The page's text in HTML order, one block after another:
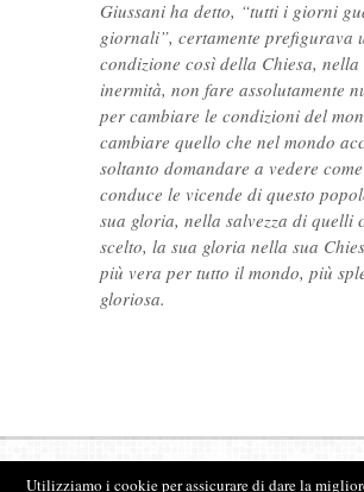
Giussani ha detto, “tutti i giorni
giornali”, certamente prefigurava
condizione così della Chiesa, nella
inermità, non fare assolutamente
per cambiare le condizioni del
cambiare quello che nel mondo
soltanto domandare a vedere
conduce le vicende di questo
sua gloria, nella salvezza di quelli
scelto, la sua gloria nella sua
più vera per tutto il mondo, più
gloriosa.
Utilizziamo i cookie per assicurare di dare la